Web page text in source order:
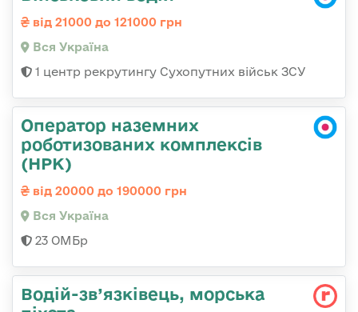
від 21000 до 121000 грн
Вся Україна
1 центр рекрутингу Сухопутних військ ЗСУ
Оператор наземних
роботизованих комплексів
(НРК)
від 20000 до 190000 грн
Вся Україна
23 ОМБр
Водій-зв’язківець, морська